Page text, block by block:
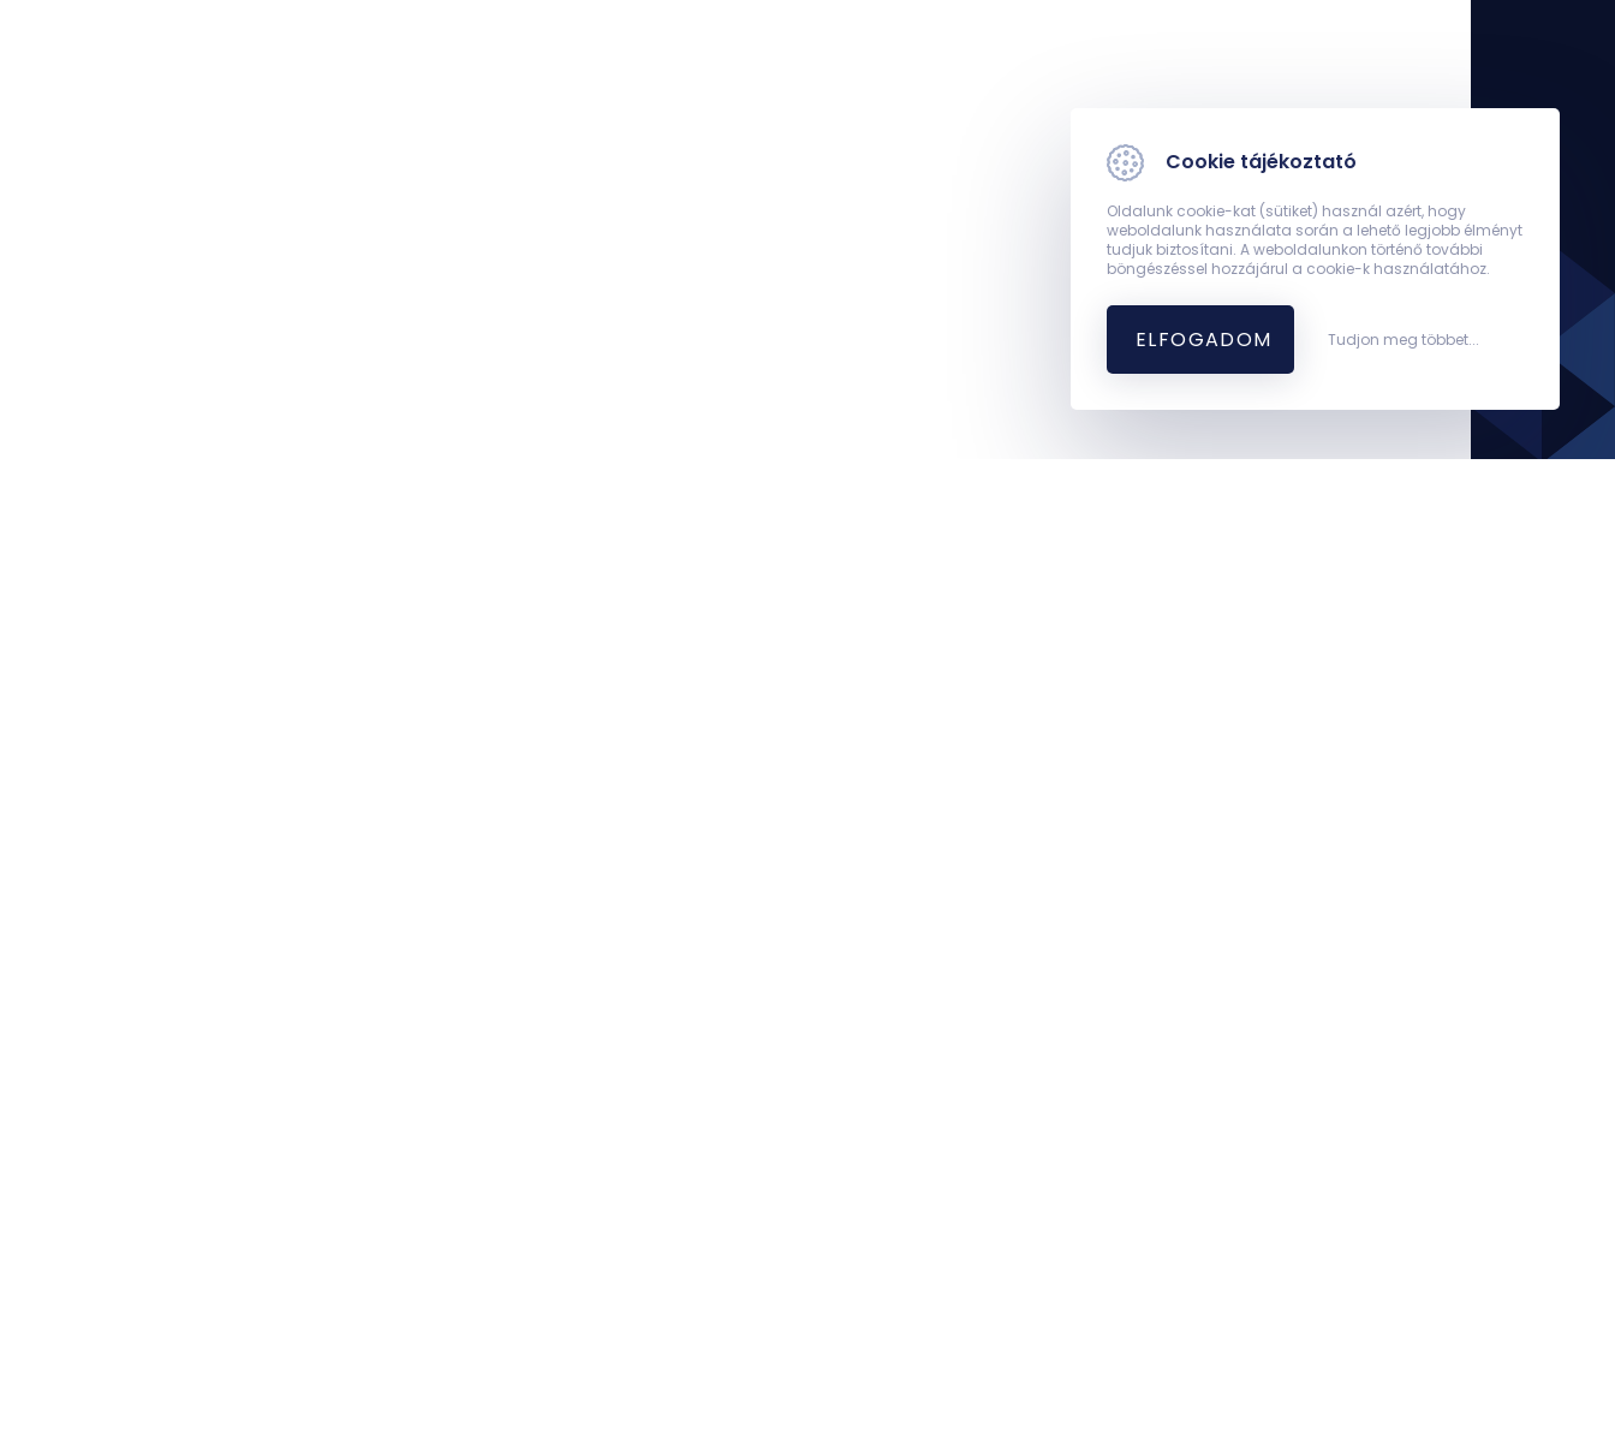
Cookie tájékoztató
Oldalunk cookie-kat (sütiket) használ azért, hogy
weboldalunk használata során a lehető legjobb élményt
tudjuk biztosítani. A weboldalunkon történő további
böngészéssel hozzájárul a cookie-k használatához.
ELFOGADOM Tudjon meg többet...